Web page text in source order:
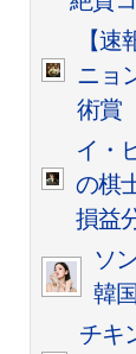
【
ニョ
術賞
イ・
の棋
損益
ソ
韓
チキ